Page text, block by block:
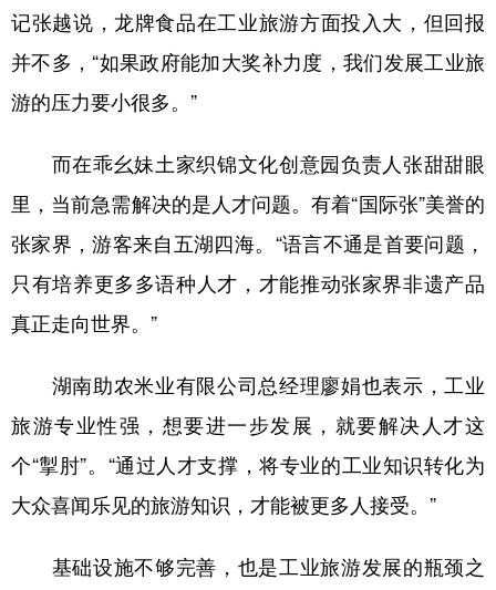
记张越说，龙牌食品在工业旅游方面投入大，但回报
并不多，“如果政府能加大奖补力度，我们发展工业旅
游的压力要小很多。”
而在乖幺妹土家织锦文化创意园负责人张甜甜眼
里，当前急需解决的是人才问题。有着“国际张”美誉的
张家界，游客来自五湖四海。“语言不通是首要问题，
只有培养更多多语种人才，才能推动张家界非遗产品
真正走向世界。”
湖南助农米业有限公司总经理廖娟也表示，工业
旅游专业性强，想要进一步发展，就要解决人才这
个“掣肘”。“通过人才支撑，将专业的工业知识转化为
大众喜闻乐见的旅游知识，才能被更多人接受。”
基础设施不够完善，也是工业旅游发展的瓶颈之